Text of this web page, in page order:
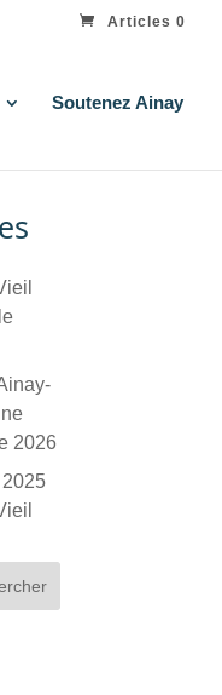
Articles 0
Soutenez Ainay
2026
2025